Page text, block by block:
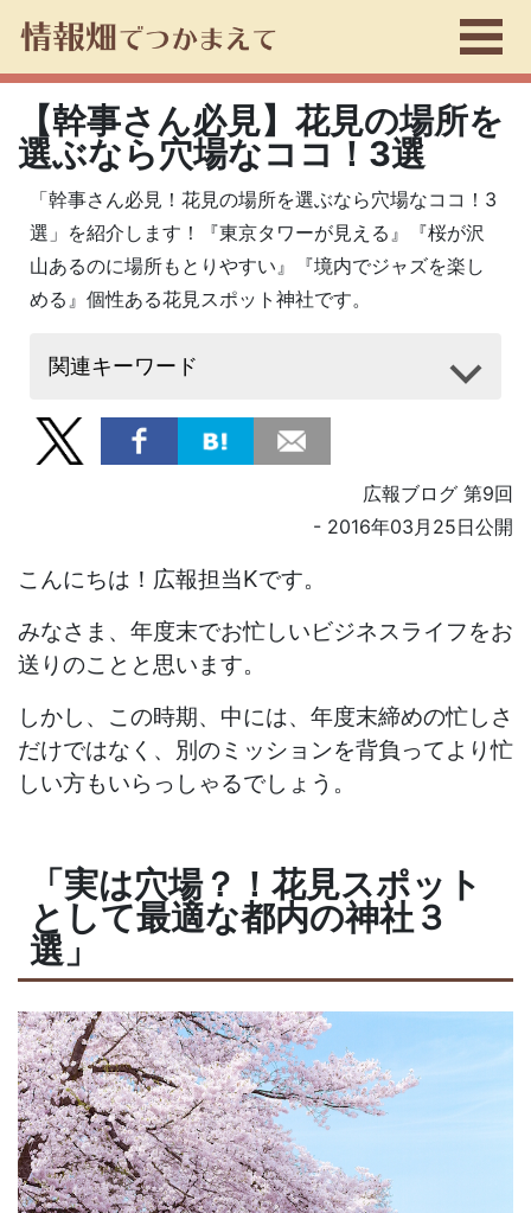
【幹事さん必見】花見の場所を
選ぶなら穴場なココ！3選
「幹事さん必見！花見の場所を選ぶなら穴場なココ！3
選」を紹介します！『東京タワーが見える』『桜が沢
山あるのに場所もとりやすい』『境内でジャズを楽し
める』個性ある花見スポット神社です。
関連キーワード
広報ブログ 第9回
- 2016年03月25日公開
こんにちは！広報担当Kです。
みなさま、年度末でお忙しいビジネスライフをお
送りのことと思います。
しかし、この時期、中には、年度末締めの忙しさ
だけではなく、別のミッションを背負ってより忙
しい方もいらっしゃるでしょう。
「実は穴場？！花見スポット
として最適な都内の神社３
選」